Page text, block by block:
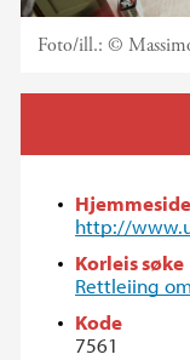
Foto/ill.: ©
Hjemmeside
http://
Korleis søke
Rettleiing
Kode
7561